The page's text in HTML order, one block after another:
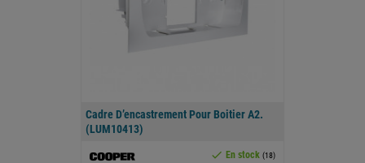
Cadre D’encastrement Pour Boitier A2.
(LUM10413)
 En stock (18)